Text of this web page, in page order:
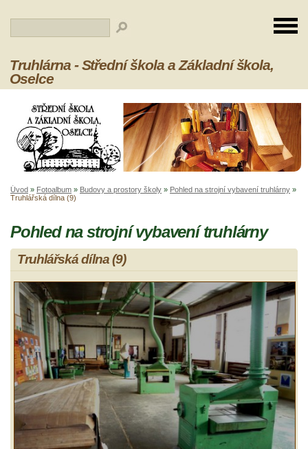
Truhlárna - Střední škola a Základní škola,
Oselce
Úvod » Fotoalbum » Budovy a prostory školy » Pohled na strojní vybavení truhlárny »
Truhlářská dílna (9)
Pohled na strojní vybavení truhlárny
Truhlářská dílna (9)